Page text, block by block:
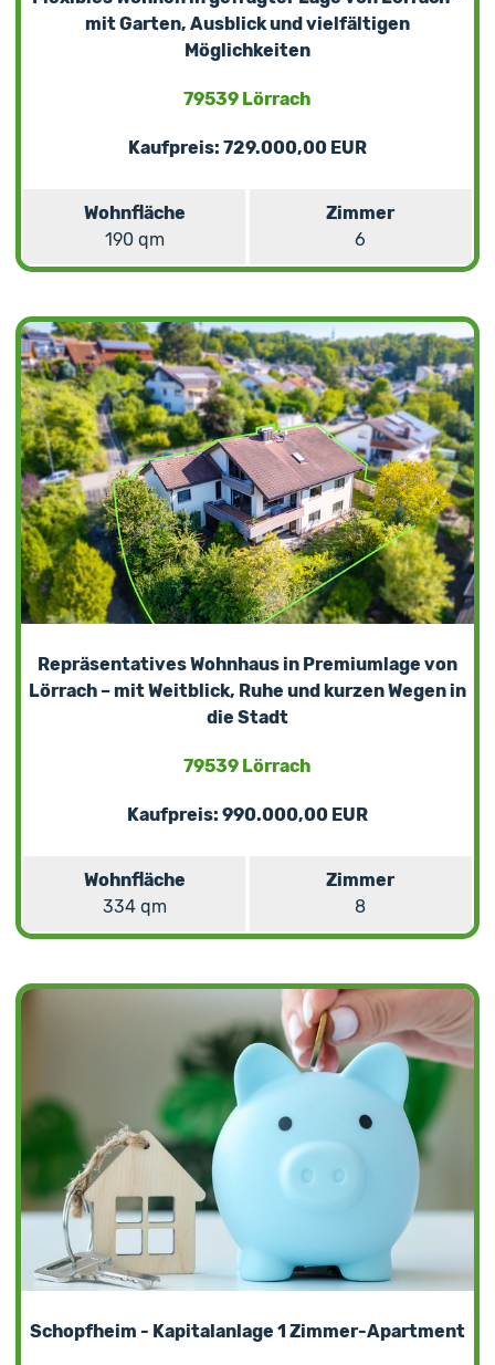
mit Garten, Ausblick und vielfältigen
Möglichkeiten
79539 Lörrach
Kaufpreis: 729.000,00 EUR
Wohnfläche
190 qm
Zimmer
6
Repräsentatives Wohnhaus in Premiumlage von
Lörrach – mit Weitblick, Ruhe und kurzen Wegen in
die Stadt
79539 Lörrach
Kaufpreis: 990.000,00 EUR
Wohnfläche
334 qm
Zimmer
8
Schopfheim - Kapitalanlage 1 Zimmer-Apartment